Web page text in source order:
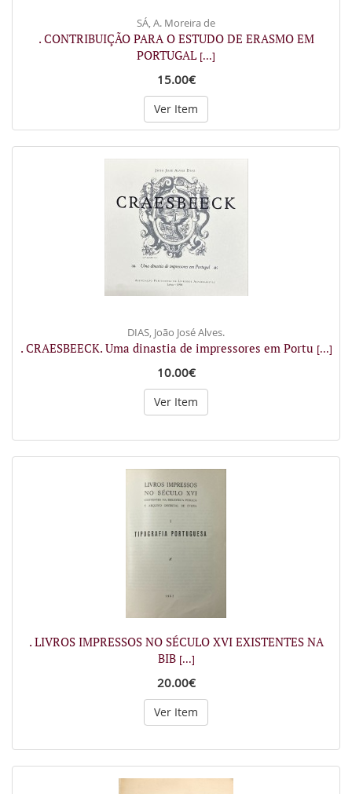
SÁ, A. Moreira de
. CONTRIBUIÇÃO PARA O ESTUDO DE ERASMO EM
PORTUGAL [...]
15.00€
Ver Item
DIAS, João José Alves.
. CRAESBEECK. Uma dinastia de impressores em Portu [...]
10.00€
Ver Item
. LIVROS IMPRESSOS NO SÉCULO XVI EXISTENTES NA
BIB [...]
20.00€
Ver Item